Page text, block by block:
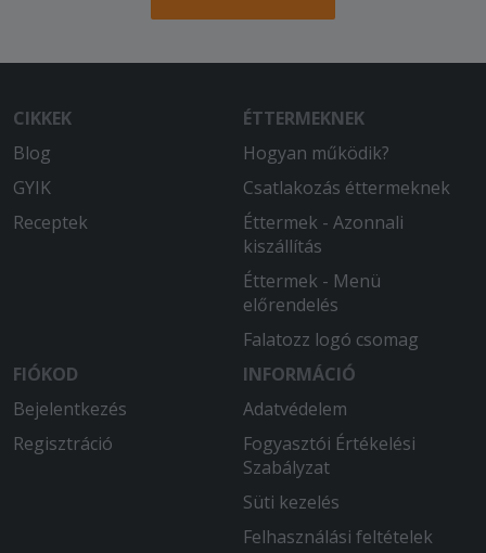
CIKKEK
Blog
GYIK
Receptek
ÉTTERMEKNEK
Hogyan működik?
Csatlakozás éttermeknek
Éttermek - Azonnali
kiszállítás
Éttermek - Menü
előrendelés
Falatozz logó csomag
FIÓKOD
Bejelentkezés
Regisztráció
INFORMÁCIÓ
Adatvédelem
Fogyasztói Értékelési
Szabályzat
Süti kezelés
Felhasználási feltételek